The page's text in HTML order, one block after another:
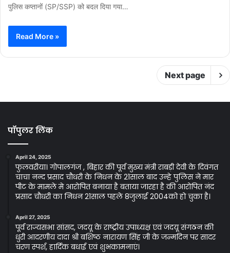
पुलिस कप्तानों (SP/SSP) को बदल दिया गया…
Read More »
Next page
पॉपुलर लिंक
April 24, 2025
फुलवरीया। गोपालगंज , बिहार की पूर्व मुख्य मंत्री राबड़ी देवी के दिवंगत
चाचा नन्द प्रसाद चौधरी के निधन के 21साल बाद उन्हे पुलिस ने मार
पीट के मामले मे आरोपित बनाया है बताया जारहा है की आरोपित नंद
प्रसाद चौधरी का निधन 21साल पहले 8जुलाई 2004को हो चुका है।
April 27, 2025
पूर्व राज्यसभा सांसद, जदयू के राष्ट्रीय उपाध्यक्ष एवं जदयू संगठन की
धुरी आदरणीय दादा श्री बशिष्ठ नारायण सिंह जी के जन्मदिन पर सादर
चरण स्पर्श, हार्दिक बधाई एवं शुभकामनाएं।